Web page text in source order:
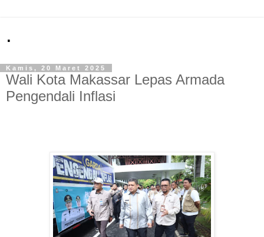
.
Kamis, 20 Maret 2025
Wali Kota Makassar Lepas Armada
Pengendali Inflasi